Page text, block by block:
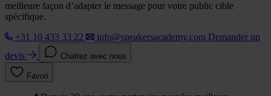
meilleure façon d’adapter le message pour votre public cible
spécifique.
+31 10 433 33 22
info@speakersacademy.com Demander un
devis
Chattez avec nous
Favori